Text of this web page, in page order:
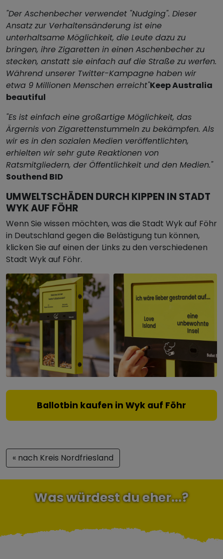
"Der Aschenbecher verwendet "Nudging". Dieser
Ansatz zur Verhaltensänderung ist eine
unterhaltsame Möglichkeit, die Leute dazu zu
bringen, ihre Zigaretten in einen Aschenbecher zu
stecken, anstatt sie einfach auf die Straße zu werfen.
Während unserer Twitter-Kampagne haben wir
etwa 9 Millionen Menschen erreicht"Keep Australia
beautiful
"Es ist einfach eine großartige Möglichkeit, das
Ärgernis von Zigarettenstummeln zu bekämpfen. Als
wir es in den sozialen Medien veröffentlichten,
erhielten wir sehr gute Reaktionen von
Ratsmitgliedern, der Öffentlichkeit und den Medien."
Southend BID
UMWELTSCHÄDEN DURCH KIPPEN IN STADT
WYK AUF FÖHR
Wenn Sie wissen möchten, was die Stadt Wyk auf Föhr
in Deutschland gegen die Belästigung tun können,
klicken Sie auf einen der Links zu den verschiedenen
Stadt Wyk auf Föhr.
Ballotbin kaufen in Wyk auf Föhr
« nach Kreis Nordfriesland
Was würdest du eher...?